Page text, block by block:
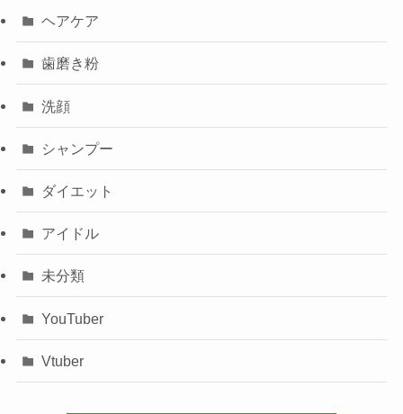
ヘアケア
歯磨き粉
洗顔
シャンプー
ダイエット
アイドル
未分類
YouTuber
Vtuber